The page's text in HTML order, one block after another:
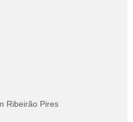
Ribeirão Pires